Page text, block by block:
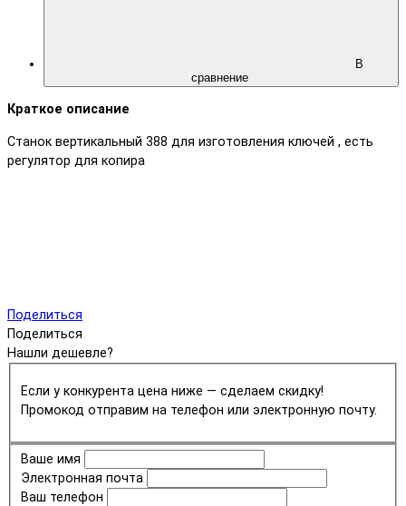
В
сравнение
Краткое описание
Станок вертикальный 388 для изготовления ключей , есть
регулятор для копира
Поделиться
Поделиться
Нашли дешевле?
Если у конкурента цена ниже — сделаем скидку!
Промокод отправим на телефон или электронную почту.
Ваше имя
Электронная почта
Ваш телефон